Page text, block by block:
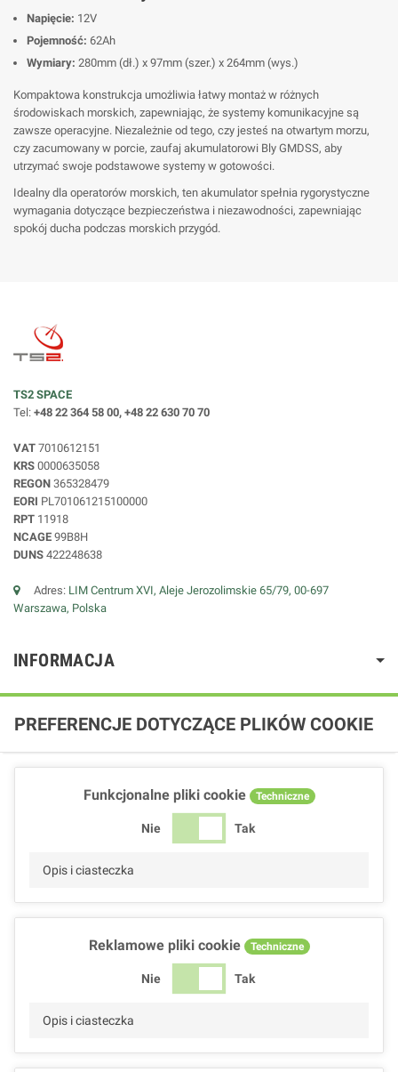
Napięcie: 12V
Pojemność: 62Ah
Wymiary: 280mm (dł.) x 97mm (szer.) x 264mm (wys.)
Kompaktowa konstrukcja umożliwia łatwy montaż w różnych
środowiskach morskich, zapewniając, że systemy komunikacyjne są
zawsze operacyjne. Niezależnie od tego, czy jesteś na otwartym morzu,
czy zacumowany w porcie, zaufaj akumulatorowi Bly GMDSS, aby
utrzymać swoje podstawowe systemy w gotowości.
Idealny dla operatorów morskich, ten akumulator spełnia rygorystyczne
wymagania dotyczące bezpieczeństwa i niezawodności, zapewniając
spokój ducha podczas morskich przygód.
TS2 SPACE
Tel: +48 22 364 58 00, +48 22 630 70 70
VAT 7010612151
KRS 0000635058
REGON 365328479
EORI PL701061215100000
RPT 11918
NCAGE 99B8H
DUNS 422248638
Adres: LIM Centrum XVI, Aleje Jerozolimskie 65/79, 00-697
Warszawa, Polska
INFORMACJA
PREFERENCJE DOTYCZĄCE PLIKÓW COOKIE
Funkcjonalne pliki cookie Techniczne
Nie Tak
Opis i ciasteczka
Reklamowe pliki cookie Techniczne
Nie Tak
Opis i ciasteczka